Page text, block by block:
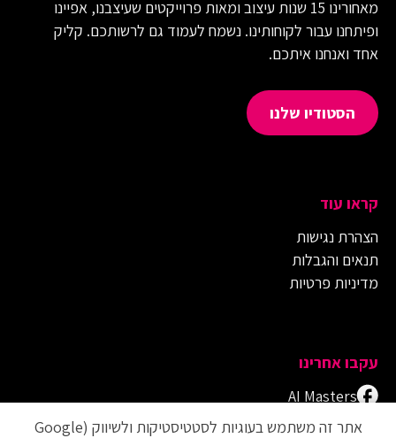
אתר זה משתמש בעוגיות לסטטיסטיקות ולשיווק (Google
מאחורינו 15 שנות עיצוב ומאות פרוייקטים שעיצבנו, אפיינו
ופיתחנו עבור לקוחותינו. נשמח לעמוד גם לרשותכם. קליק
אחד ואנחנו איתכם.
הסטודיו שלנו
קראו עוד
הצהרת נגישות
תנאים והגבלות
מדיניות פרטיות
עקבו אחרינו
AI Masters